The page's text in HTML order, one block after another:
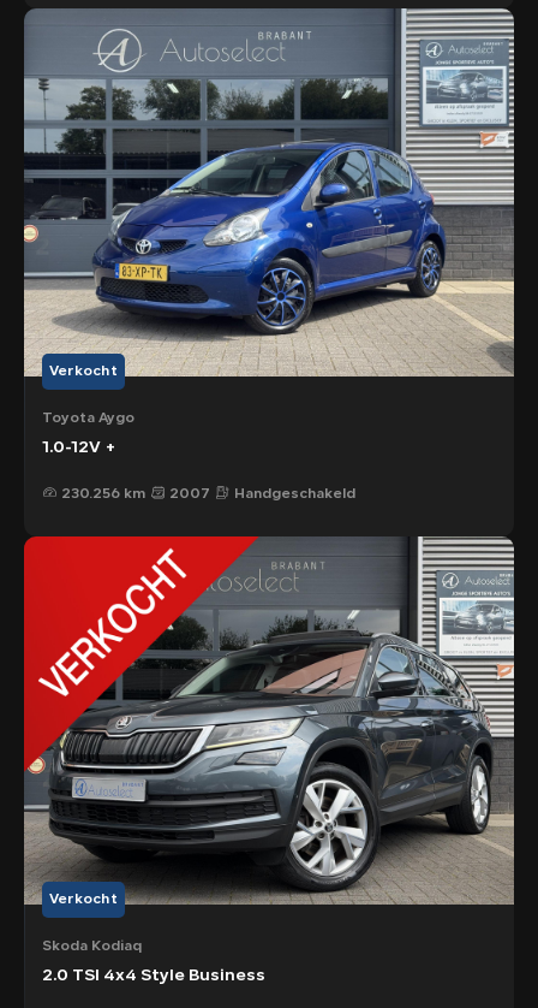
Verkocht
Toyota Aygo
1.0-12V +
230.256 km 2007 Handgeschakeld
Verkocht
Škoda Kodiaq
2.0 TSI 4x4 Style Business